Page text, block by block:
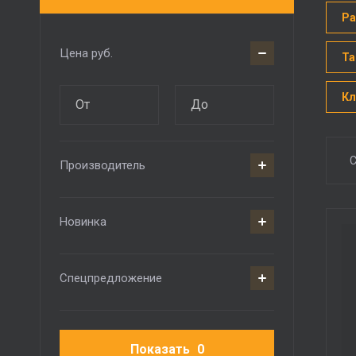
Цена руб.
Производитель
Новинка
Спецпредложение
Показать 0